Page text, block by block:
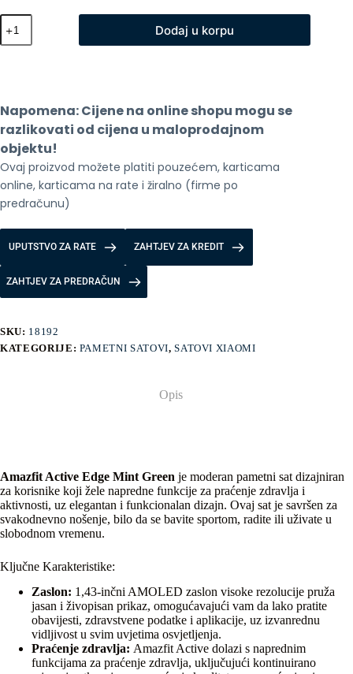
Amazfit
Active
Edge
Dodaj u korpu
Napomena: Cijene na online shopu mogu se
razlikovati od cijena u maloprodajnom
objektu!
Ovaj proizvod možete platiti pouzećem, karticama
online, karticama na rate i žiralno (firme po
predračunu)
UPUTSTVO ZA RATE ZAHTJEV ZA KREDIT
ZAHTJEV ZA PREDRAČUN
SKU: 18192
KATEGORIJE: PAMETNI SATOVI,SATOVI XIAOMI
Opis
Amazfit Active Edge Mint Green je moderan pametni sat dizajniran
za korisnike koji žele napredne funkcije za praćenje zdravlja i
aktivnosti, uz elegantan i funkcionalan dizajn. Ovaj sat je savršen za
svakodnevno nošenje, bilo da se bavite sportom, radite ili uživate u
slobodnom vremenu.
Ključne Karakteristike:
Zaslon: 1,43-inčni AMOLED zaslon visoke rezolucije pruža
jasan i živopisan prikaz, omogućavajući vam da lako pratite
obavijesti, zdravstvene podatke i aplikacije, uz izvanrednu
vidljivost u svim uvjetima osvjetljenja.
Praćenje zdravlja: Amazfit Active dolazi s naprednim
funkcijama za praćenje zdravlja, uključujući kontinuirano